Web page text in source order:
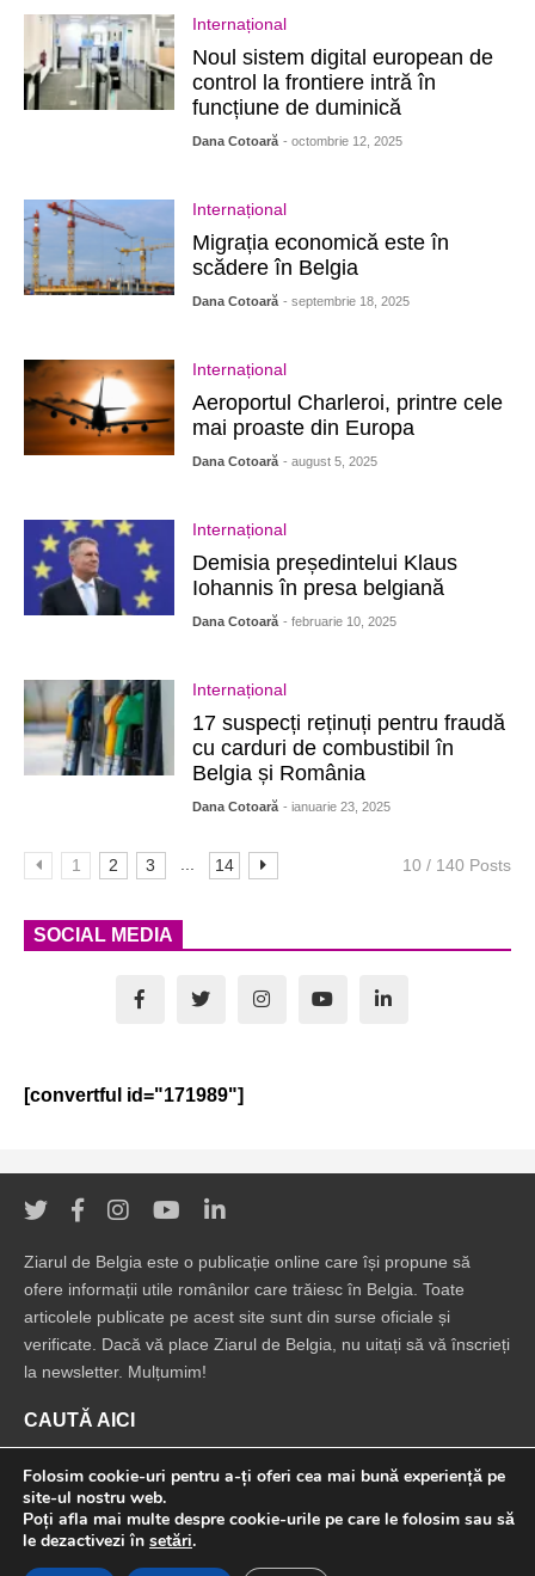
Internațional
Noul sistem digital european de
control la frontiere intră în
funcțiune de duminică
Dana Cotoară - octombrie 12, 2025
Internațional
Migrația economică este în
scădere în Belgia
Dana Cotoară - septembrie 18, 2025
Internațional
Aeroportul Charleroi, printre cele
mai proaste din Europa
Dana Cotoară - august 5, 2025
Internațional
Demisia președintelui Klaus
Iohannis în presa belgiană
Dana Cotoară - februarie 10, 2025
Internațional
17 suspecți reținuți pentru fraudă
cu carduri de combustibil în
Belgia și România
Dana Cotoară - ianuarie 23, 2025
1 2 3 14 10 / 140 Posts
SOCIAL MEDIA
[convertful id="171989"]
Ziarul de Belgia este o publicație online care își propune să
ofere informații utile românilor care trăiesc în Belgia. Toate
articolele publicate pe acest site sunt din surse oficiale și
verificate. Dacă vă place Ziarul de Belgia, nu uitați să vă înscrieți
la newsletter. Mulțumim!
CAUTĂ AICI
Folosim cookie-uri pentru a-ți oferi cea mai bună experiență pe
site-ul nostru web.
Poți afla mai multe despre cookie-urile pe care le folosim sau să
le dezactivezi în setări.